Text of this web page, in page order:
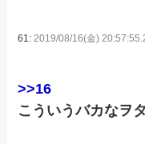
61: 2019/08/16(金)
>>16
こういうバカなヲ